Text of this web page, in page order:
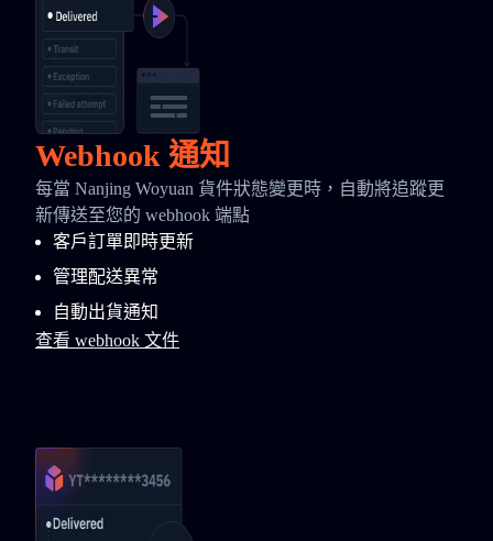
Webhook 通知
每當 Nanjing Woyuan 貨件狀態變更時，自動將追蹤更
新傳送至您的 webhook 端點
客戶訂單即時更新
管理配送異常
自動出貨通知
查看 webhook 文件